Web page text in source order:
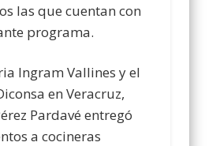
las que cuentan con
programa.
Ingram Vallines y el
en Veracruz,
Pardavé entregó
a cocineras